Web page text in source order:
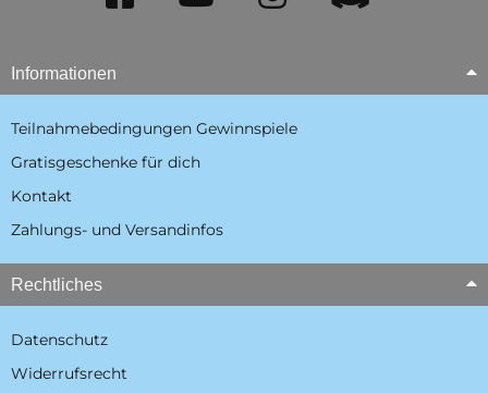
Informationen
Teilnahmebedingungen Gewinnspiele
Gratisgeschenke für dich
Kontakt
Zahlungs- und Versandinfos
Rechtliches
Datenschutz
Widerrufsrecht